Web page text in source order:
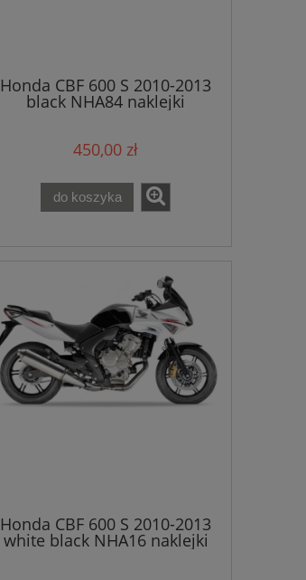
Honda CBF 600 S 2010-2013
black NHA84 naklejki
450,00 zł
do koszyka
Honda CBF 600 S 2010-2013
white black NHA16 naklejki